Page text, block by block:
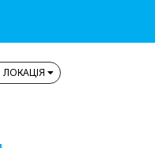
ЛОКАЦІЯ